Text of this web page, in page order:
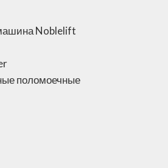
Noblelift
поломоечные